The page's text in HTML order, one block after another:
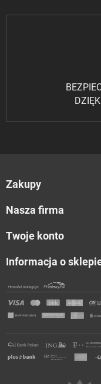
Zakupy
Nasza firma
Twoje konto
Informacja o